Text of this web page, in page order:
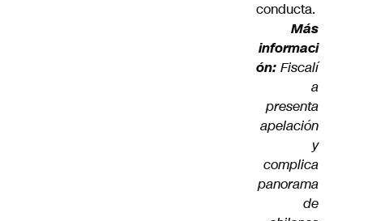
conducta.
Más
informaci
ón: Fiscalí
a
presenta
apelación
y
complica
panorama
de